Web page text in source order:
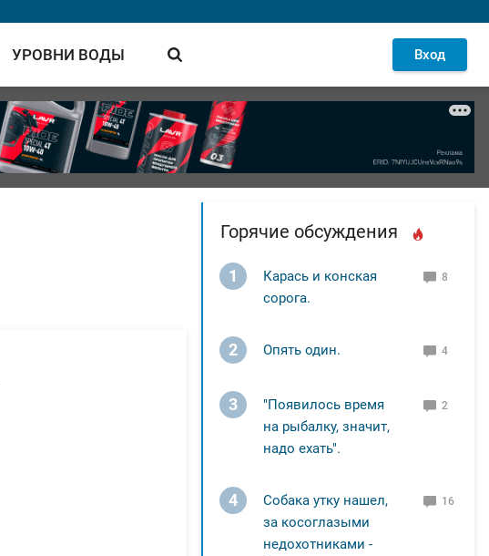
УРОВНИ ВОДЫ Вход
Горячие обсуждения
1
Карась и конская
сорога.
8
2 Опять один. 4
3
"Появилось время
на рыбалку, значит,
надо ехать".
2
4
Собака утку нашел,
за косоглазыми
недохотниками -
16